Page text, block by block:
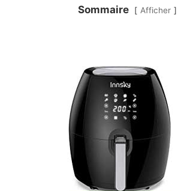
Sommaire Afficher